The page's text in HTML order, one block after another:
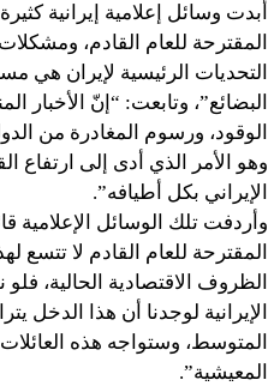
أبدت وسائل إعلامية إيرانية
المقترحة للعام القادم،
التحديات الرئيسية لإيران هي
البضائع”، وتابعت: “إنّ الأخبار
الوقود، ورسوم المغادرة من
وهو الأمر الذي أدى إلى ارتفاع
الإيراني بكل أطيافه”.
وأردفت تلك الوسائل الإعلامية
المقترحة للعام القادم لا
الظروف الاقتصادية الحالية،
الإيرانية لوجدنا أن هذا الدخل
المتوسط، وستواجه هذه
المعيشية”.